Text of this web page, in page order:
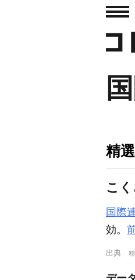
精
こ
国際
効。
出典